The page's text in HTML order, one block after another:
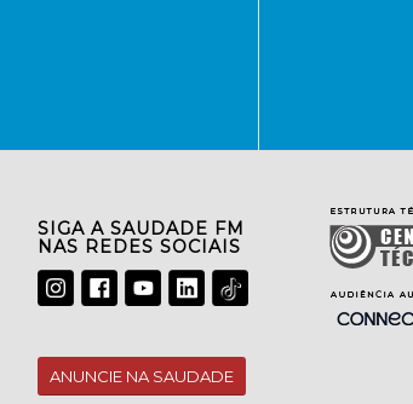
SIGA A SAUDADE FM
NAS REDES SOCIAIS
ANUNCIE NA SAUDADE